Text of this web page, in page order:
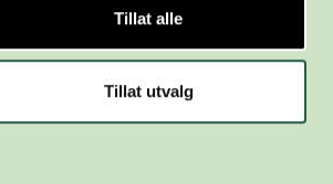
Tillat alle
Tillat utvalg